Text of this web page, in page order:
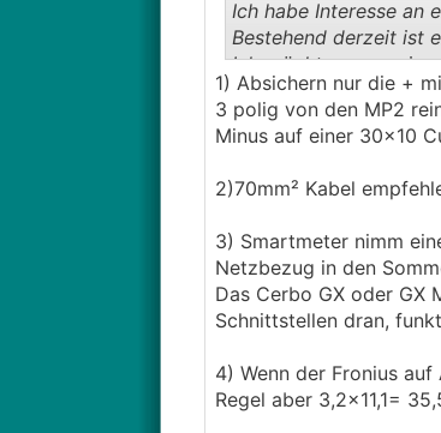
Ich habe Interesse an
Bestehend derzeit ist
Ich möchte gerne
damit unwirtschaftlich
Sammelschiene für
und - notwendig?).
könnte ich also
1.) NH Trenner für +
2.) Welche Kabel
3.) Wenn der
für die Kommunikation
auch der Fronius im
mir bewusst. Wo
1) Absichern nur die +
3 polig von den MP2
Minus auf einer 30x10
2)70mm² Kabel
3) Smartmeter nimm
Netzbezug in den
Das Cerbo GX oder GX
Schnittstellen dran,
4) Wenn der Fronius
Regel aber 3,2x11,1=